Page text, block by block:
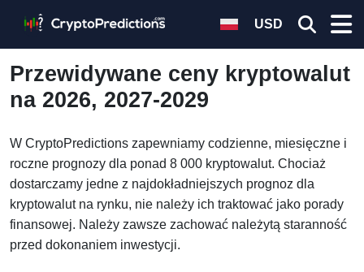
USD
Przewidywane ceny kryptowalut
na 2026, 2027-2029
W CryptoPredictions zapewniamy codzienne, miesięczne i
roczne prognozy dla ponad 8 000 kryptowalut. Chociaż
dostarczamy jedne z najdokładniejszych prognoz dla
kryptowalut na rynku, nie należy ich traktować jako porady
finansowej. Należy zawsze zachować należytą staranność
przed dokonaniem inwestycji.